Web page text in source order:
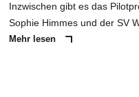
Inzwischen gibt es das
Sophie Himmes und der SV
Mehr lesen